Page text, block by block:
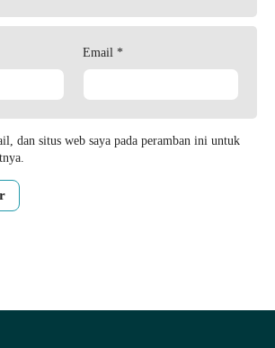
Email *
dan situs web saya pada peramban ini untuk